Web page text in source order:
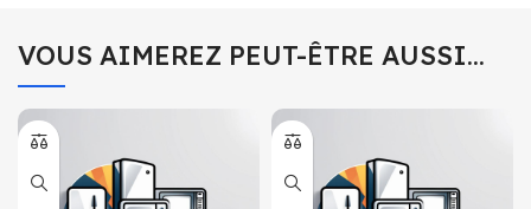
VOUS AIMEREZ PEUT-ÊTRE AUSSI…